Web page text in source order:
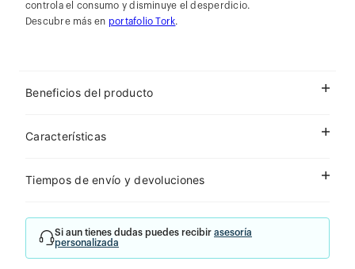
controla el consumo y disminuye el desperdicio.
Descubre más en portafolio Tork.
Beneficios del producto
Características
Tiempos de envío y devoluciones
Si aun tienes dudas puedes recibir asesoría
personalizada